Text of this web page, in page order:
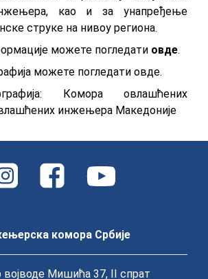
као и за унапређење
струке на нивоу региона.
можете погледати овде.
можете погледати овде.
Комора овлашћених
инжењера Македоније
комора Србије
војводе Мишића 37, II спрат